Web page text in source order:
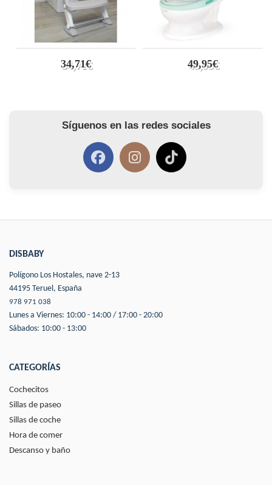
34,71€ 49,95€
Síguenos en las redes sociales
DISBABY
Polígono Los Hostales, nave 2-13
44195 Teruel, España
978 971 038
Lunes a Viernes: 10:00 - 14:00 / 17:00 - 20:00
Sábados: 10:00 - 13:00
CATEGORÍAS
Cochecitos
Sillas de paseo
Sillas de coche
Hora de comer
Descanso y baño